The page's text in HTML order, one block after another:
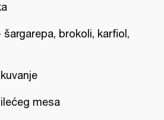
brokoli, karfiol,
mesa